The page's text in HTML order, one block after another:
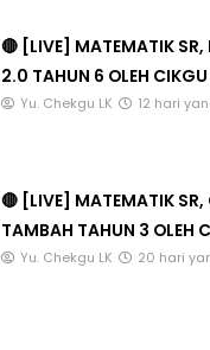
🔴 [LIVE] MATEMATIK SR,
2.0 TAHUN 6 OLEH
Yu. Chekgu LK 12 hari
🔴 [LIVE] MATEMATIK SR,
TAMBAH TAHUN 3 OLEH
Yu. Chekgu LK 20 hari